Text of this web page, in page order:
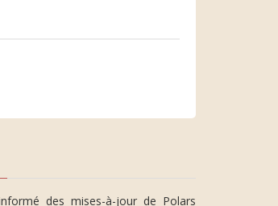
des mises-à-jour de Polars